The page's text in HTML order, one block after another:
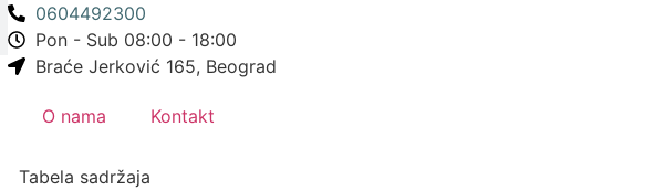
0604492300
Pon - Sub 08:00 - 18:00
Braće Jerković 165, Beograd
O nama Kontakt
Tabela sadržaja